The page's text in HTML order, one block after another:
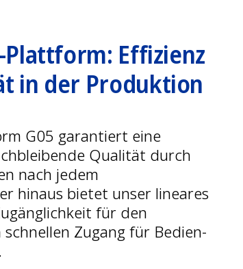
Plattform: Effizienz
in der Produktion
G05 garantiert eine
Qualität durch
nach jedem
hinaus bietet unser lineares
für den
Zugang für Bedien-